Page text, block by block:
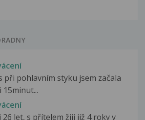
při pohlavním styku jsem začala
15minut...
26 let, s přítelem žiji již 4 roky v